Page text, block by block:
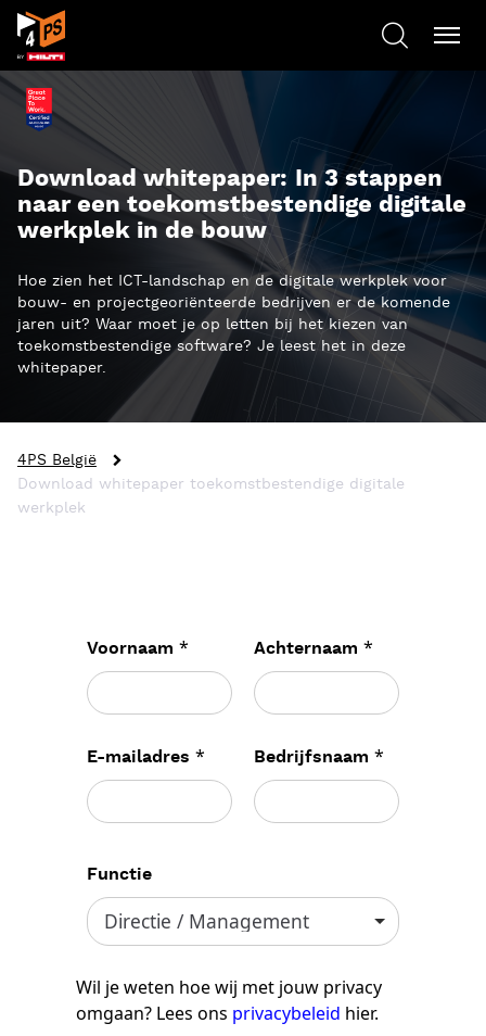
Download whitepaper: In 3 stappen
naar een toekomstbestendige digitale
werkplek in de bouw
Hoe zien het ICT-landschap en de digitale werkplek voor
bouw- en projectgeoriënteerde bedrijven er de komende
jaren uit? Waar moet je op letten bij het kiezen van
toekomstbestendige software? Je leest het in deze
whitepaper.
4PS België
Download whitepaper toekomstbestendige digitale
werkplek
Voornaam *
E-mailadres *
Achternaam *
Bedrijfsnaam *
Functie
Wil je weten hoe wij met jouw privacy
omgaan? Lees ons privacybeleid hier.